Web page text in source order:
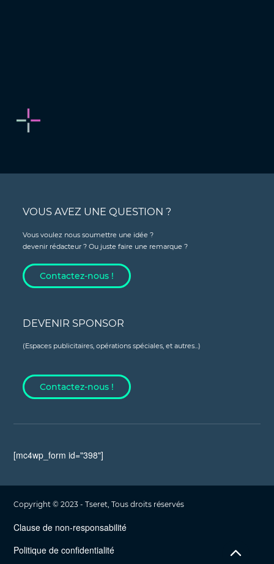
VOUS AVEZ UNE QUESTION ?
Vous voulez nous soumettre une idée ?
devenir rédacteur ? Ou juste faire une remarque ?
Contactez-nous !
DEVENIR SPONSOR
(Espaces publicitaires, opérations spéciales, et autres...)
Contactez-nous !
[mc4wp_form id="398"]
Copyright © 2023 - Tseret, Tous droits réservés
Clause de non-responsabilité
Politique de confidentialité